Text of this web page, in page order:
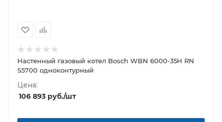
Настенный газовый котел Bosch WBN 6000-35H RN
S5700 одноконтурный
Цена:
106 893 руб./шт